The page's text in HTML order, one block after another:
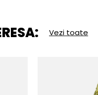
Vezi toate